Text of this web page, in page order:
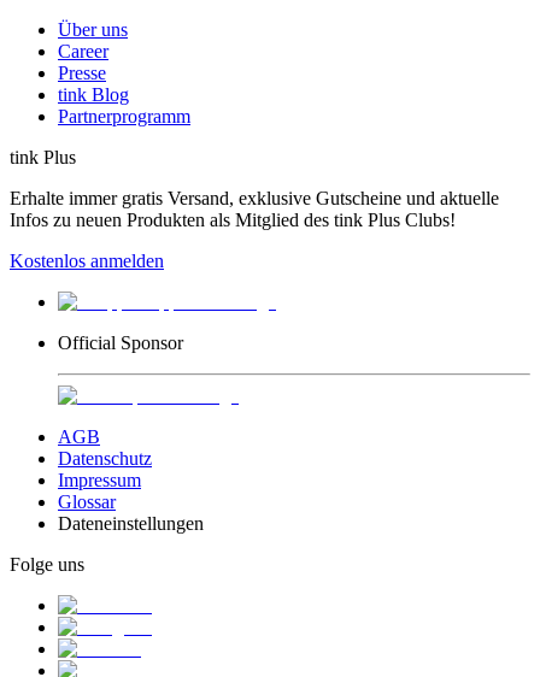
Über uns
Career
Presse
tink Blog
Partnerprogramm
tink Plus
Erhalte immer gratis Versand, exklusive Gutscheine und aktuelle
Infos zu neuen Produkten als Mitglied des tink Plus Clubs!
Kostenlos anmelden
Official Sponsor
AGB
Datenschutz
Impressum
Glossar
Dateneinstellungen
Folge uns